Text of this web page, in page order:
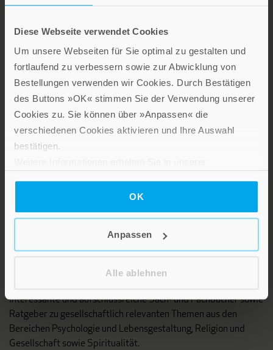
Diese Webseite verwendet Cookies
Um unsere Webseiten für Sie optimal zu gestalten und
fortlaufend zu verbessern sowie zur Abwicklung von
Bestellungen verwenden wir Cookies. Durch Bestätigen
des Buttons »OK« stimmen Sie der Verwendung unserer
Cookies zu. Sie können über »Anpassen« die
verschiedenen Cookies aktivieren und Ihre Auswahl
bestätigen.
OK
Anpassen
Alle ablehnen
LEBE GUT MAGAZIN
KARRIERE
KUNDENINFO
Die Verlage der Verlagsgruppe
Patmos
interessante und aufschlussreiche Sach- und Fachbücher sowie
Ratgeber zu gesellschaftlich relevanten Themen aus den
Bereichen Psychologie und Lebensgestaltung, Religion und
Gesellschaft sowie Spiritualität.